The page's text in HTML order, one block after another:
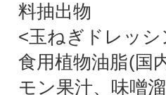
料抽出物
<玉ねぎドレッシ
食用植物油脂(国
モン果汁、味噌